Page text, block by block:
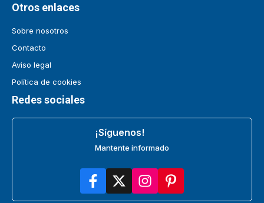
Otros enlaces
Sobre nosotros
Contacto
Aviso legal
Política de cookies
Redes sociales
¡Síguenos!
Mantente informado